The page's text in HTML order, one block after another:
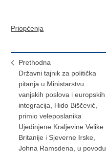
Priopćenja
Prethodna
Državni tajnik za politička
pitanja u Ministarstvu
vanjskih poslova i europskih
integracija, Hido Biščević,
primio veleposlanika
Ujedinjene Kraljevine Velike
Britanije i Sjeverne Irske,
Johna Ramsdena, u povodu